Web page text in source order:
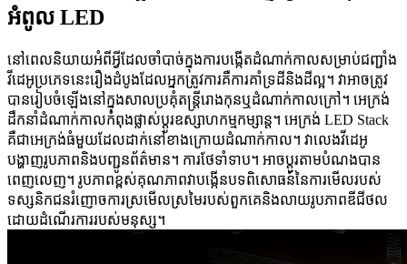
អំពូល LED
នៅពេលនិយាយអំពីអ្វីដែលចាំបាច់ក្នុងការបង្កើតដំណាក់កាលសម្រាប់ជញ្ជាំង
វីដេអូប្រភេទនេះរឿងដំបូងដែលអ្នកត្រូវការគឺការគាំទ្រដីនិងដីល្អ។ វាអាចត្រូវ
បានរៀបចំឡើងនៅក្នុងសាលប្រគុំតន្ត្រីរោងកុនឬដំណាក់កាលក្រៅ។ អេក្រង់
ដឹកនាំដំណាក់កាលកំពុងផ្លាស់ប្តូរឧស្សាហកម្មកម្សាន្ត។ អេក្រង់ LED Stack
គឺជាអេក្រង់ធំមួយដែលដាក់នៅខាងក្រោយដំណាក់កាល។ វាលេងវីដេអូ
បង្ហាញរូបភាពនិងបញ្ជូនព័ត៌មាន។ ការថែទាំទាប។ អាចប្ដូរតាមបំណងបាន
ពេញលេញ។ រូបភាពខ្ពស់គុណភាពវាបង្កើនបទពិសោធន៍នៃការមើលរបស់
ទស្សនិកជនរំញោចការស្រមើលស្រមៃរបស់ពួកគេនិងលាយរូបភាពឌីជីថល
ដោយដំណើរការរបស់មនុស្ស។